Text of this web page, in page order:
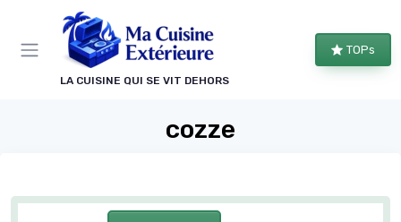
LA CUISINE QUI SE VIT DEHORS
TOPs
cozze
Panneau de gestion des cookies